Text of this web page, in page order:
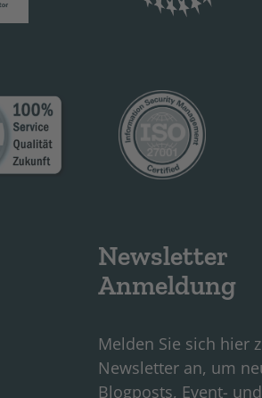
Newsletter
Anmeldung
Melden Sie sich hier
Newsletter an, um
Blogposts, Event- und